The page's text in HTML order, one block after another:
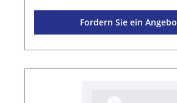
Fordern Sie ein